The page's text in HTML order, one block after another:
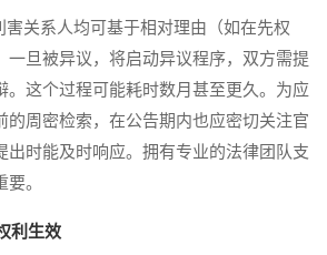
关系人均可基于相对理由（如在先权
一旦被异议，将启动异议程序，双方需提
。这个过程可能耗时数月甚至更久。为应
的周密检索，在公告期内也应密切关注官
出时能及时响应。拥有专业的法律团队支
。
利生效